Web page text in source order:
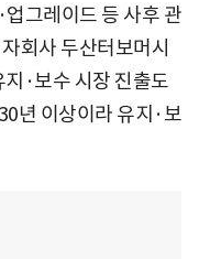
그레이드 등 사후 관
회사 두산터보머시
·보수 시장 진출도
년 이상이라 유지·보